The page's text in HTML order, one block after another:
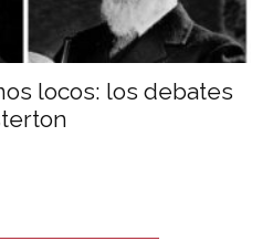
locos: los debates